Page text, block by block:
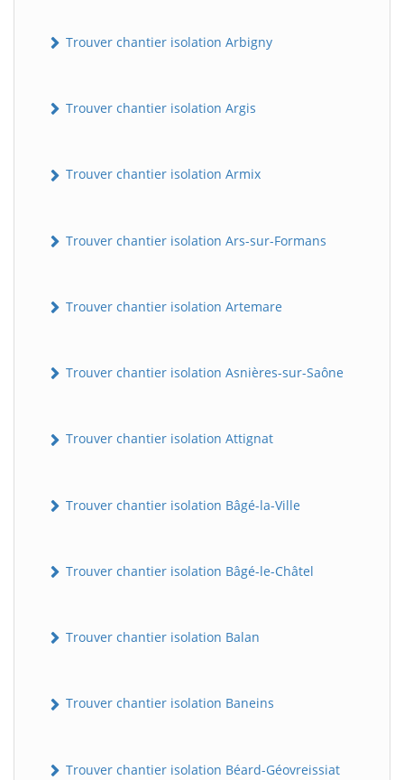
Trouver chantier isolation Arbigny
Trouver chantier isolation Argis
Trouver chantier isolation Armix
Trouver chantier isolation Ars-sur-Formans
Trouver chantier isolation Artemare
Trouver chantier isolation Asnières-sur-Saône
Trouver chantier isolation Attignat
Trouver chantier isolation Bâgé-la-Ville
Trouver chantier isolation Bâgé-le-Châtel
Trouver chantier isolation Balan
Trouver chantier isolation Baneins
Trouver chantier isolation Béard-Géovreissiat